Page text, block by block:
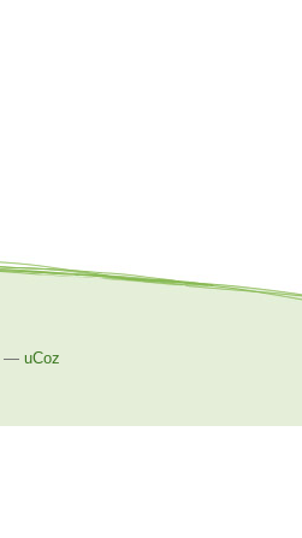
— uCoz